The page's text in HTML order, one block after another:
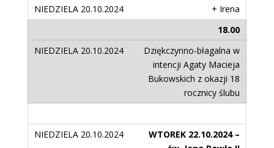
+ Irena
18.00
Dziękczynno-błagalna w
intencji Agaty Macieja
Bukowskich z okazji 18
rocznicy ślubu
WTOREK 22.10.2024 –